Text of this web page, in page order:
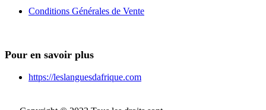
Conditions Générales de Vente
Pour en savoir plus
https://leslanguesdafrique.com